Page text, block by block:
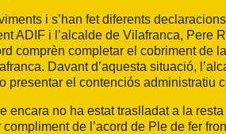
i s’han fet diferents
ADIF i l’alcalde de Vilafranca, Pere
comprèn completar el cobriment de
Davant d’aquesta situació,
presentar el contenciós administratiu
encara no ha estat traslladat a la
de l’acord de Ple de fer